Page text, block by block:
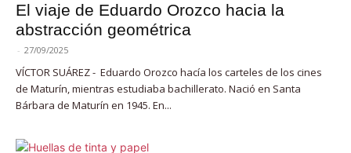
El viaje de Eduardo Orozco hacia la
abstracción geométrica
- 27/09/2025
VÍCTOR SUÁREZ - Eduardo Orozco hacía los carteles de los cines
de Maturín, mientras estudiaba bachillerato. Nació en Santa
Bárbara de Maturín en 1945. En...